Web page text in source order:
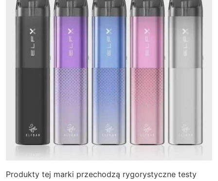
Produkty tej marki przechodzą rygorystyczne testy